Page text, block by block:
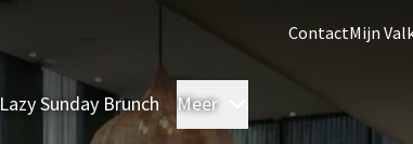
ContactMijn
Lazy Sunday Brunch Meer